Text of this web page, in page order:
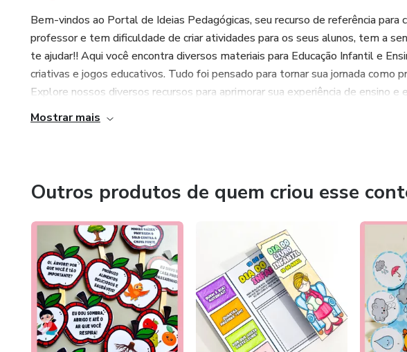
Bem-vindos ao Portal de Ideias Pedagógicas, seu recurso de referência para
professor e tem dificuldade de criar atividades para os seus alunos, tem a
te ajudar!! Aqui você encontra diversos materiais para Educação Infantil e
criativas e jogos educativos. Tudo foi pensado para tornar sua jornada como
Explore nossos diversos recursos para aprimorar sua experiência de ensino e
Mostrar mais
Outros produtos de quem criou esse